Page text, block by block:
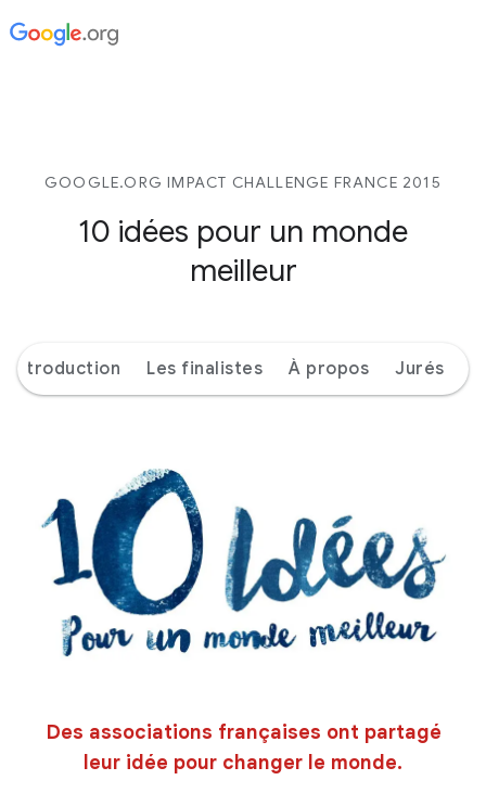
GOOGLE.ORG IMPACT CHALLENGE FRANCE 2015
10 idées pour un monde
meilleur
Introduction Les finalistes À propos Jurés
Des associations françaises ont partagé
leur idée pour changer le monde.